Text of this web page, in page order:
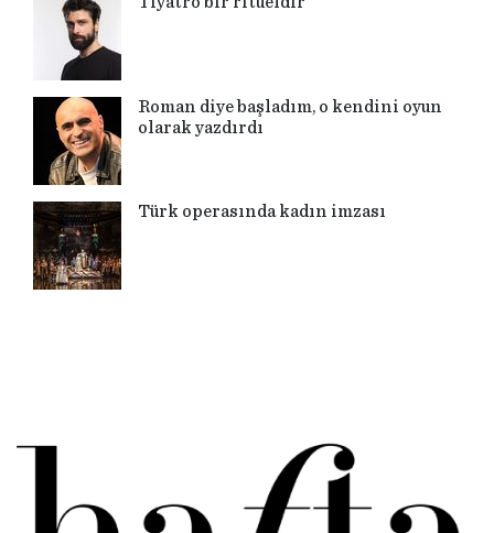
Roman diye başladım, o kendini oyun
olarak yazdırdı
Türk operasında kadın imzası